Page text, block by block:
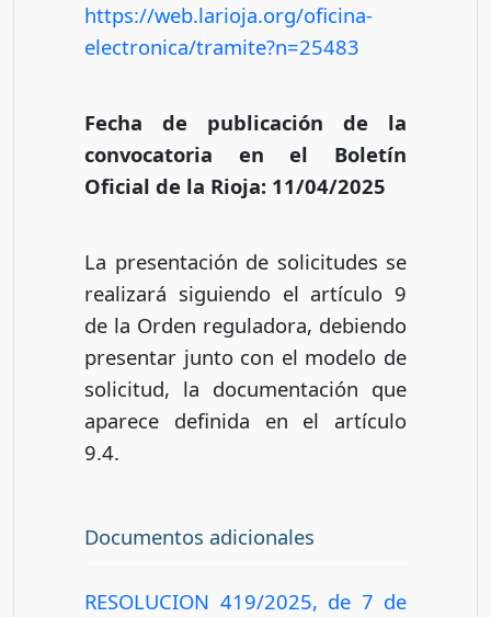
https://web.larioja.org/oficina-
electronica/tramite?n=25483
Fecha de publicación de la
convocatoria en el Boletín
Oficial de la Rioja: 11/04/2025
La presentación de solicitudes se
realizará siguiendo el artículo 9
de la Orden reguladora, debiendo
presentar junto con el modelo de
solicitud, la documentación que
aparece definida en el artículo
9.4.
Documentos adicionales
RESOLUCION 419/2025, de 7 de